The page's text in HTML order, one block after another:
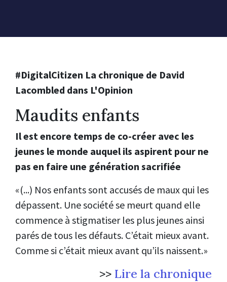
#DigitalCitizen La chronique de David
Lacombled dans L'Opinion
Maudits enfants
Il est encore temps de co-créer avec les
jeunes le monde auquel ils aspirent pour ne
pas en faire une génération sacrifiée
«(...) Nos enfants sont accusés de maux qui les
dépassent. Une société se meurt quand elle
commence à stigmatiser les plus jeunes ainsi
parés de tous les défauts. C’était mieux avant.
Comme si c’était mieux avant qu’ils naissent.»
>> Lire la chronique